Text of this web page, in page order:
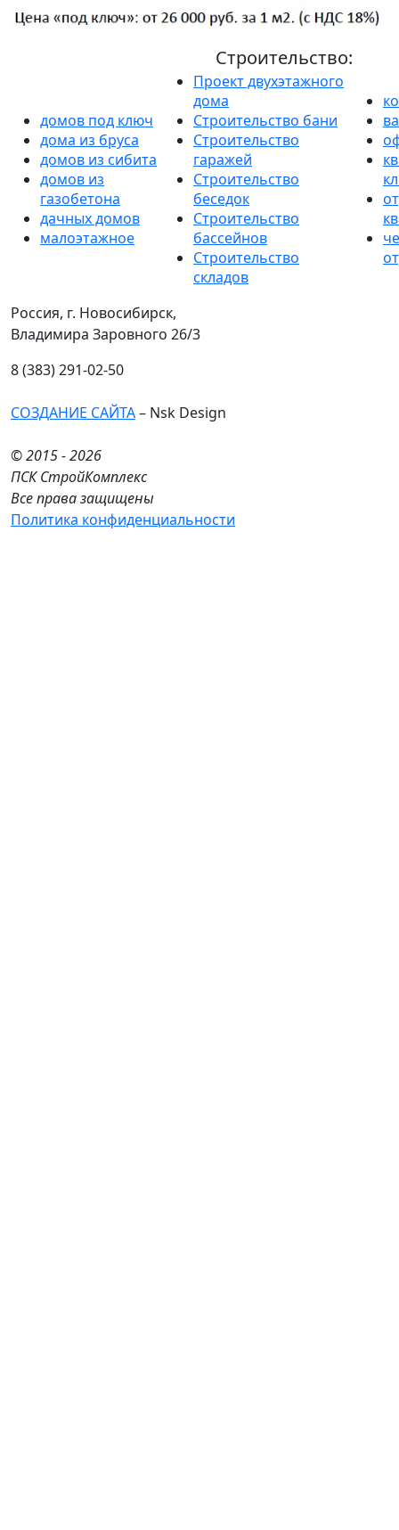
Строительство:
домов под ключ
дома из бруса
домов из сибита
домов из
газобетона
дачных домов
малоэтажное
Проект двухэтажного
дома
Строительство бани
Строительство
гаражей
Строительство
беседок
Строительство
бассейнов
Строительство
складов
Россия, г. Новосибирск,
Владимира Заровного 26/3
8 (383) 291-02-50
СОЗДАНИЕ САЙТА– Nsk Design
© 2015 - 2026
ПСК СтройКомплекс
Все права защищены
Политика конфиденциальности